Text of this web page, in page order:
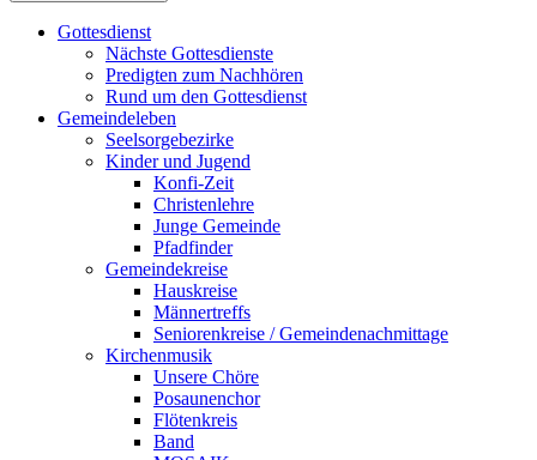
Gottesdienst
Nächste Gottesdienste
Predigten zum Nachhören
Rund um den Gottesdienst
Gemeindeleben
Seelsorgebezirke
Kinder und Jugend
Konfi-Zeit
Christenlehre
Junge Gemeinde
Pfadfinder
Gemeindekreise
Hauskreise
Männertreffs
Seniorenkreise / Gemeindenachmittage
Kirchenmusik
Unsere Chöre
Posaunenchor
Flötenkreis
Band